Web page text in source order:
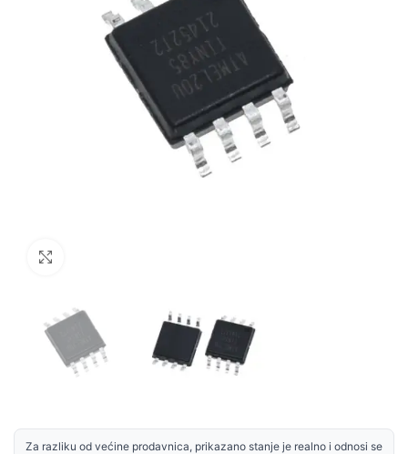
Za razliku od većine prodavnica, prikazano stanje je realno i odnosi se